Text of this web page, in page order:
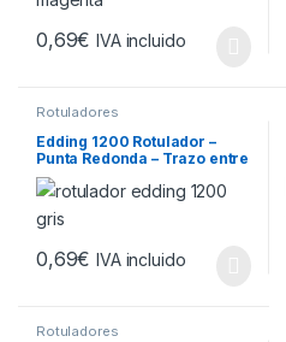
0,69€ IVA incluido
Rotuladores
Edding 1200 Rotulador –
Punta Redonda – Trazo entre
0.5 y 1 mm. – Tinta con Base
de Agua – Color Gris
0,69€ IVA incluido
Rotuladores